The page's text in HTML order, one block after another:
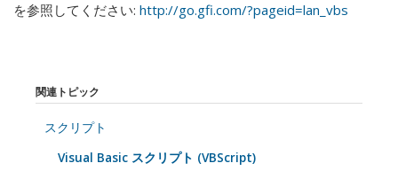
を参照してください: http://go.gfi.com/?pageid=lan_vbs
関連トピック
スクリプト
Visual Basic スクリプト (VBScript)